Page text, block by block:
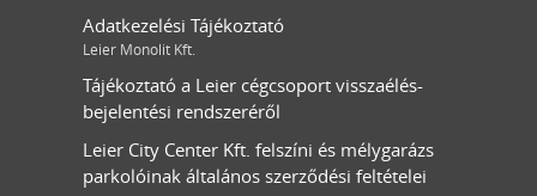
Adatkezelési Tájékoztató
Leier Monolit Kft.
Tájékoztató a Leier cégcsoport visszaélés-
bejelentési rendszeréről
Leier City Center Kft. felszíni és mélygarázs
parkolóinak általános szerződési feltételei